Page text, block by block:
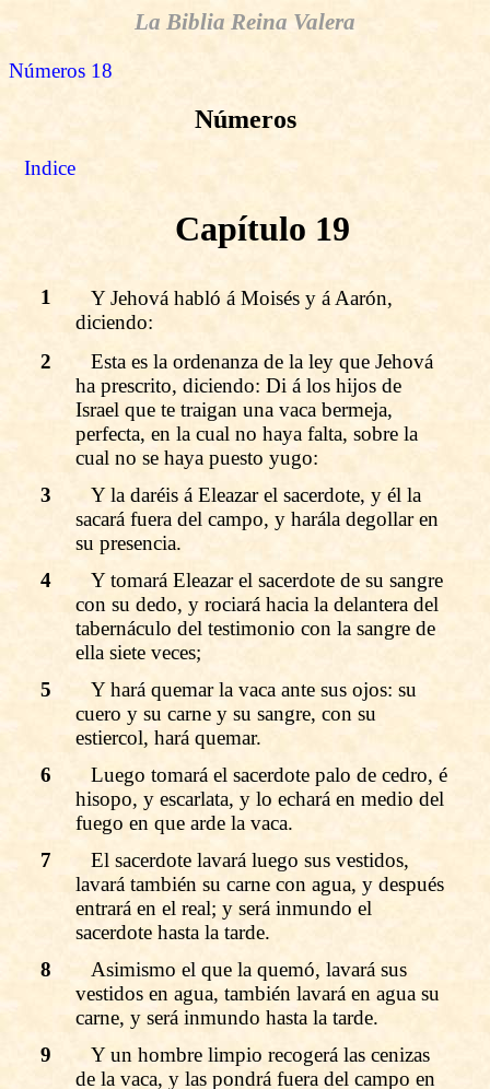
La Biblia Reina Valera
Números 18
Números
Indice
Capítulo 19
1
Y Jehová habló á Moisés y á Aarón,
diciendo:
2
Esta es la ordenanza de la ley que Jehová
ha prescrito, diciendo: Di á los hijos de
Israel que te traigan una vaca bermeja,
perfecta, en la cual no haya falta, sobre la
cual no se haya puesto yugo:
3
Y la daréis á Eleazar el sacerdote, y él la
sacará fuera del campo, y harála degollar en
su presencia.
4
Y tomará Eleazar el sacerdote de su sangre
con su dedo, y rociará hacia la delantera del
tabernáculo del testimonio con la sangre de
ella siete veces;
5
Y hará quemar la vaca ante sus ojos: su
cuero y su carne y su sangre, con su
estiercol, hará quemar.
6
Luego tomará el sacerdote palo de cedro, é
hisopo, y escarlata, y lo echará en medio del
fuego en que arde la vaca.
7
El sacerdote lavará luego sus vestidos,
lavará también su carne con agua, y después
entrará en el real; y será inmundo el
sacerdote hasta la tarde.
8
Asimismo el que la quemó, lavará sus
vestidos en agua, también lavará en agua su
carne, y será inmundo hasta la tarde.
9
Y un hombre limpio recogerá las cenizas
de la vaca, y las pondrá fuera del campo en